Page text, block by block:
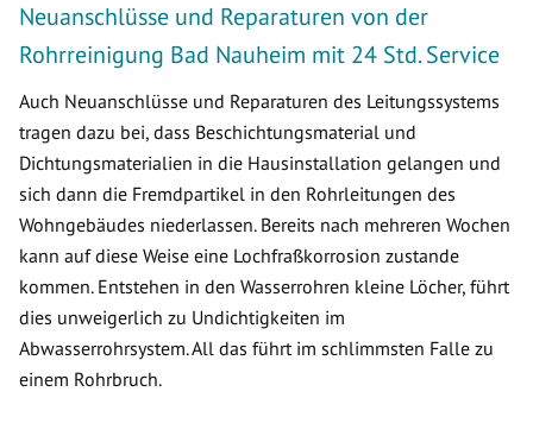
Neuanschlüsse und Reparaturen von der
Rohrreinigung Bad Nauheim mit 24 Std. Service
Auch Neuanschlüsse und Reparaturen des Leitungssystems
tragen dazu bei, dass Beschichtungsmaterial und
Dichtungsmaterialien in die Hausinstallation gelangen und
sich dann die Fremdpartikel in den Rohrleitungen des
Wohngebäudes niederlassen. Bereits nach mehreren Wochen
kann auf diese Weise eine Lochfraßkorrosion zustande
kommen. Entstehen in den Wasserrohren kleine Löcher, führt
dies unweigerlich zu Undichtigkeiten im
Abwasserrohrsystem. All das führt im schlimmsten Falle zu
einem Rohrbruch.